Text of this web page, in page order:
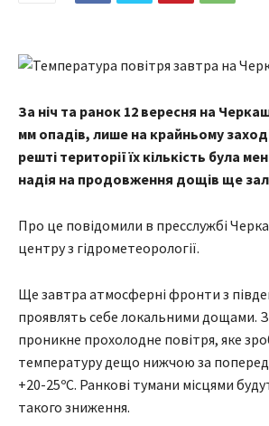
За ніч та ранок 12 вересня на
мм опадів, лише на крайньому
решті території їх кількість була
надія на продовження дощів ще
Про це повідомили в пресслужбі
центру з гідрометеорології.
Ще завтра атмосферні фронти з
проявлять себе локальними дощами.
проникне прохолодне повітря, яке
температуру дещо нижчою за
+20-25ºС. Ранкові тумани місцями
такого зниження.